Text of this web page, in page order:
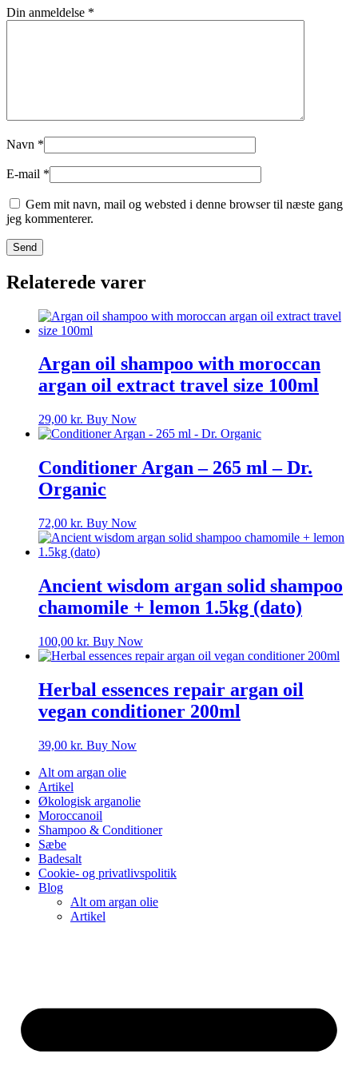
Din anmeldelse *
Navn *
E-mail *
Gem mit navn, mail og websted i denne browser til næste gang
jeg kommenterer.
Relaterede varer
Argan oil shampoo with moroccan
argan oil extract travel size 100ml
29,00 kr. Buy Now
Conditioner Argan – 265 ml – Dr.
Organic
72,00 kr. Buy Now
Ancient wisdom argan solid shampoo
chamomile + lemon 1.5kg (dato)
100,00 kr. Buy Now
Herbal essences repair argan oil
vegan conditioner 200ml
39,00 kr. Buy Now
Alt om argan olie
Artikel
Økologisk arganolie
Moroccanoil
Shampoo & Conditioner
Sæbe
Badesalt
Cookie- og privatlivspolitik
Blog
Alt om argan olie
Artikel